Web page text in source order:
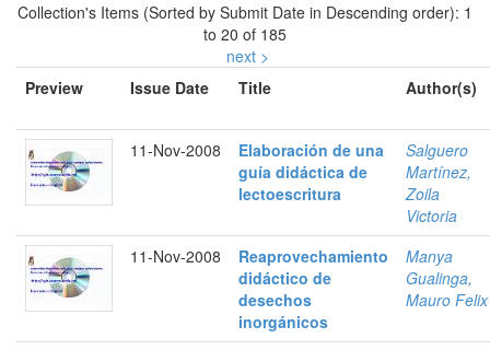
Collection's Items (Sorted by Submit Date in Descending order): 1
to 20 of 185
next >
Preview
Issue Date Title Author(s)
11-Nov-2008
Elaboración de una
guía didáctica de
lectoescritura
Salguero
Martínez,
Zoila
Victoria
11-Nov-2008
Reaprovechamiento
didáctico de
desechos
inorgánicos
Manya
Gualinga,
Mauro Felix